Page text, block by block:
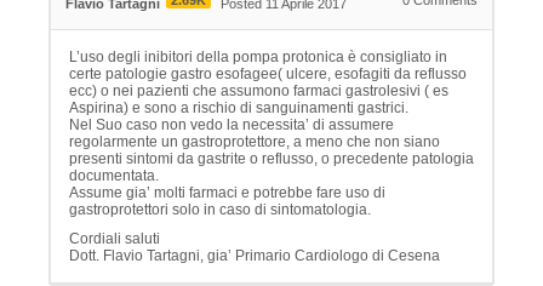
Flavio Tartagni Posted 11 Aprile 2017
L’uso degli inibitori della pompa protonica è consigliato in
certe patologie gastro esofagee( ulcere, esofagiti da reflusso
ecc) o nei pazienti che assumono farmaci gastrolesivi ( es
Aspirina) e sono a rischio di sanguinamenti gastrici.
Nel Suo caso non vedo la necessita’ di assumere
regolarmente un gastroprotettore, a meno che non siano
presenti sintomi da gastrite o reflusso, o precedente patologia
documentata.
Assume gia’ molti farmaci e potrebbe fare uso di
gastroprotettori solo in caso di sintomatologia.
Cordiali saluti
Dott. Flavio Tartagni, gia’ Primario Cardiologo di Cesena